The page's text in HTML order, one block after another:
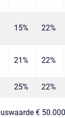
15% 22%
21% 22%
25% 22%
€